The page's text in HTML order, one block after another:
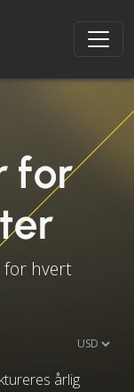
for
for hvert
årlig